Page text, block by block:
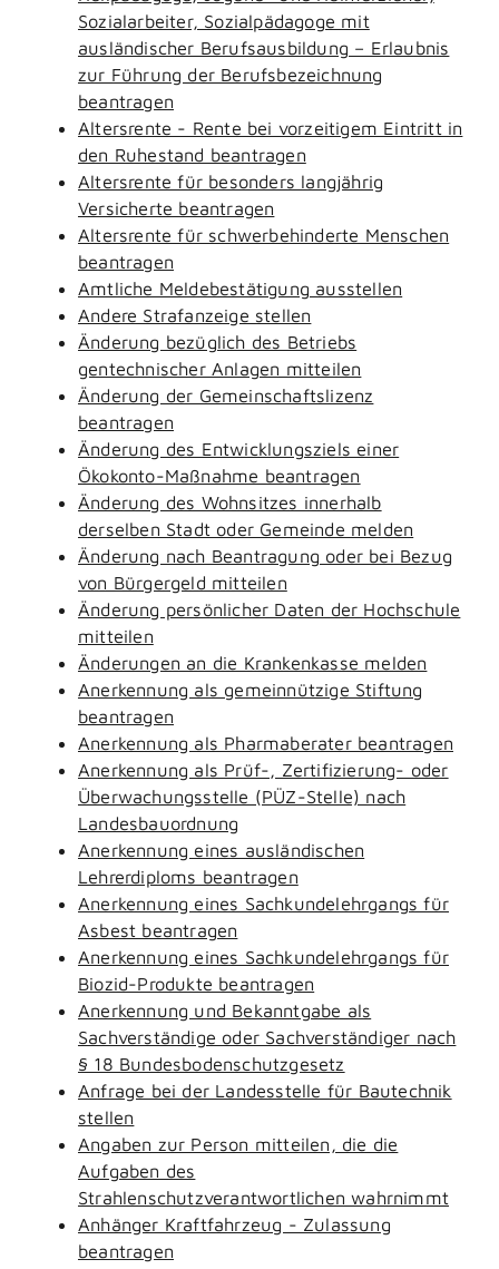
Sozialarbeiter, Sozialpädagoge mit
ausländischer Berufsausbildung – Erlaubnis
zur Führung der Berufsbezeichnung
beantragen
Altersrente - Rente bei vorzeitigem Eintritt in
den Ruhestand beantragen
Altersrente für besonders langjährig
Versicherte beantragen
Altersrente für schwerbehinderte Menschen
beantragen
Amtliche Meldebestätigung ausstellen
Andere Strafanzeige stellen
Änderung bezüglich des Betriebs
gentechnischer Anlagen mitteilen
Änderung der Gemeinschaftslizenz
beantragen
Änderung des Entwicklungsziels einer
Ökokonto-Maßnahme beantragen
Änderung des Wohnsitzes innerhalb
derselben Stadt oder Gemeinde melden
Änderung nach Beantragung oder bei Bezug
von Bürgergeld mitteilen
Änderung persönlicher Daten der Hochschule
mitteilen
Änderungen an die Krankenkasse melden
Anerkennung als gemeinnützige Stiftung
beantragen
Anerkennung als Pharmaberater beantragen
Anerkennung als Prüf-, Zertifizierung- oder
Überwachungsstelle (PÜZ-Stelle) nach
Landesbauordnung
Anerkennung eines ausländischen
Lehrerdiploms beantragen
Anerkennung eines Sachkundelehrgangs für
Asbest beantragen
Anerkennung eines Sachkundelehrgangs für
Biozid-Produkte beantragen
Anerkennung und Bekanntgabe als
Sachverständige oder Sachverständiger nach
§ 18 Bundesbodenschutzgesetz
Anfrage bei der Landesstelle für Bautechnik
stellen
Angaben zur Person mitteilen, die die
Aufgaben des
Strahlenschutzverantwortlichen wahrnimmt
Anhänger Kraftfahrzeug - Zulassung
beantragen